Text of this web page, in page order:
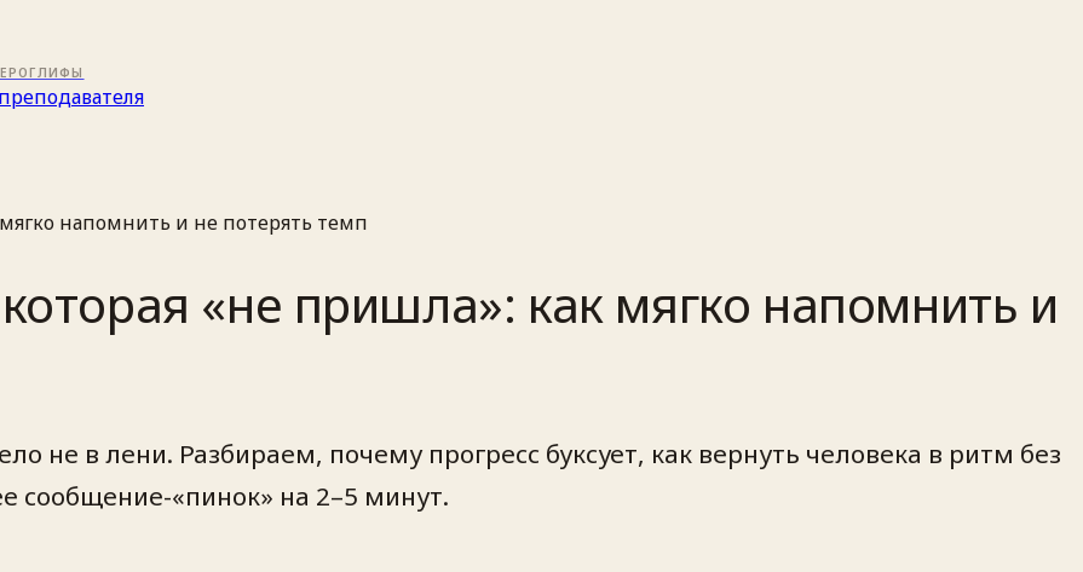
напомнить и не потерять темп
«не пришла»: как мягко напомнить и
не в лени. Разбираем, почему прогресс буксует, как вернуть человека в ритм без
сообщение-«пинок» на 2–5 минут.